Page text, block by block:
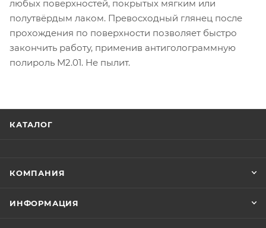
любых поверхностей, покрытых мягким или
полутвёрдым лаком. Превосходный глянец после
прохождения по поверхности позволяет быстро
закончить работу, применив антиголограммную
полироль М2.01. Не пылит.
КАТАЛОГ
КОМПАНИЯ
ИНФОРМАЦИЯ